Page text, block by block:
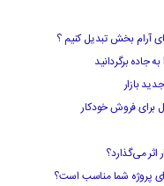
آرام بخش تبدیل کنیم ؟
جاده برگردانید
بازار
برای فروش خودکار
پروژه شما مناسب است؟